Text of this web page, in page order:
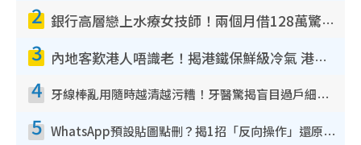
2 銀行高層戀上水療女技師！兩個月借128萬驚覺「沉船」沉落火海 揭背後疑似邪教操控賣淫
3 內地客歎港人唔識老！揭港鐵保鮮級冷氣 港人求放過：咪投訴
4 牙線棒亂用隨時越清越污糟！牙醫驚揭盲目過戶細菌恐致蛀牙：呢種先係日常真保養
5 WhatsApp預設貼圖點刪？揭1招「反向操作」還原簡潔介面 附3步實測教學